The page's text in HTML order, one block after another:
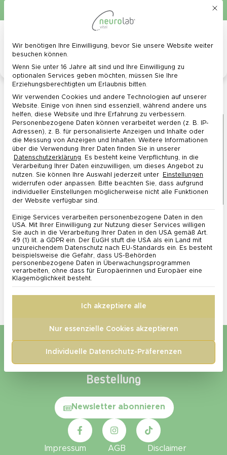
Schnelle Lieferung in 1 - 3 Werktagen
Kostenlose Lieferung ab 40 €*
Frauengesundheit: Dein Wegweiser für jede
Lebensphase
Frauengesundheit im Wandel – Dein ganzheitlicher
Wegweiser zu mehr Wohlbefinden in jeder
Lebensphase Die Gesundheit der Frau ist ein
Universum für sich – dynamisch, komplex und zutiefst
individuell. Sie umfasst weit mehr als nur die
Abwesenheit von Krankheit; sie ist ein empfindliches
Gleichgewicht aus körperlichem Wohlbefinden,
gerade dieses Gleichgewicht […]
Newsletter – 5 € Rabatt auf die erste
Bestellung​
Newsletter abonnieren
Impressum AGB Disclaimer
Mit
Datenschutz-Präferenz
Wir benötigen Ihre Einwilligung, bevor Sie unsere Website weiter
besuchen können.
Wenn Sie unter 16 Jahre alt sind und Ihre Einwilligung zu
optionalen Services geben möchten, müssen Sie Ihre
Erziehungsberechtigten um Erlaubnis bitten.
Wir verwenden Cookies und andere Technologien auf unserer
Website. Einige von ihnen sind essenziell, während andere uns
helfen, diese Website und Ihre Erfahrung zu verbessern.
Personenbezogene Daten können verarbeitet werden (z. B. IP-
Adressen), z. B. für personalisierte Anzeigen und Inhalte oder
die Messung von Anzeigen und Inhalten. Weitere Informationen
über die Verwendung Ihrer Daten finden Sie in unserer
Datenschutzerklärung. Es besteht keine Verpflichtung, in die
Verarbeitung Ihrer Daten einzuwilligen, um dieses Angebot zu
nutzen. Sie können Ihre Auswahl jederzeit unter
Einstellungen
widerrufen oder anpassen. Bitte beachten Sie, dass aufgrund
individueller Einstellungen möglicherweise nicht alle Funktionen
der Website verfügbar sind.
Einige Services verarbeiten personenbezogene Daten in den
USA. Mit Ihrer Einwilligung zur Nutzung dieser Services willigen
Sie auch in die Verarbeitung Ihrer Daten in den USA gemäß Art.
49 (1) lit. a GDPR ein. Der EuGH stuft die USA als ein Land mit
unzureichendem Datenschutz nach EU-Standards ein. Es besteht
beispielsweise die Gefahr, dass US-Behörden
personenbezogene Daten in Überwachungsprogrammen
verarbeiten, ohne dass für Europäerinnen und Europäer eine
Klagemöglichkeit besteht.
Ich akzeptiere alle
Nur essenzielle Cookies akzeptieren
Individuelle Datenschutz-Präferenzen